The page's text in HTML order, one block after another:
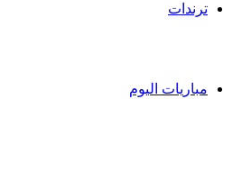
ترندات
مباريات اليوم